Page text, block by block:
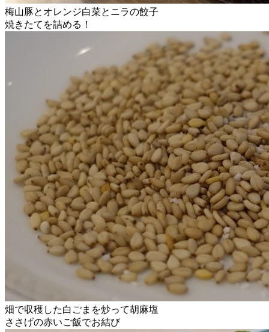
梅山豚とオレンジ白菜とニラの餃子
焼きたてを詰める！
畑で収穫した白ごまを炒って胡麻塩
ささげの赤いご飯でお結び